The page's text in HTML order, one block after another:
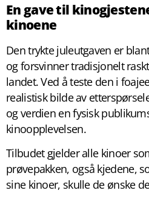
En gave til
kinoene
Den trykte juleutgaven er
og forsvinner tradisjonelt
landet. Ved å teste den i
realistisk bilde av
og verdien en fysisk
kinoopplevelsen.
Tilbudet gjelder alle kinoer
prøvepakken, også kjedene,
sine kinoer, skulle de ønske